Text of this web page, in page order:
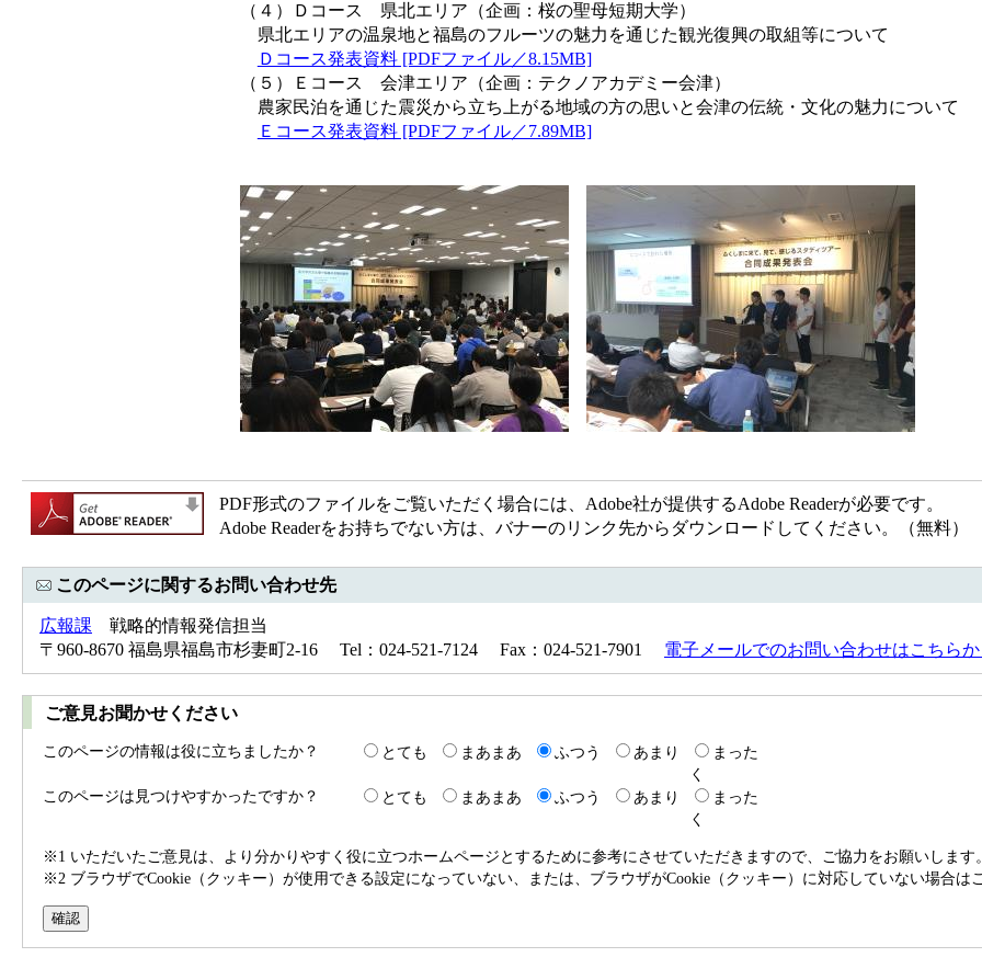
（４）Ｄコース 県北エリア（企画：桜の聖母短期大学）
県北エリアの温泉地と福島のフルーツの魅力を通じた観光復興の取組等について
Ｄコース発表資料 [PDFファイル／8.15MB]
（５）Ｅコース 会津エリア（企画：テクノアカデミー会津）
農家民泊を通じた震災から立ち上がる地域の方の思いと会津の伝統・文化の魅力について
Ｅコース発表資料 [PDFファイル／7.89MB]
PDF形式のファイルをご覧いただく場合には、Adobe社が提供するAdobe Readerが必要です。
Adobe Readerをお持ちでない方は、バナーのリンク先からダウンロードしてください。（無料）
このページに関するお問い合わせ先
広報課 戦略的情報発信担当
〒960-8670 福島県福島市杉妻町2-16 Tel：024-521-7124 Fax：024-521-7901 電子メールでのお問い合わせはこちら
ご意見お聞かせください
このページの情報は役に立ちましたか？ とても まあまあ ふつう あまり
まった
く
このページは見つけやすかったですか？
とても まあまあ ふつう あまり
まった
く
※1 いただいたご意見は、より分かりやすく役に立つホームページとするために参考にさせていただきますので、ご協力をお願いしま
※2 ブラウザでCookie（クッキー）が使用できる設定になっていない、または、ブラウザがCookie（クッキー）に対応していない場合は